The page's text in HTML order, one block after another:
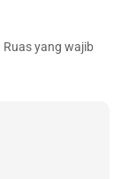
Ruas yang wajib